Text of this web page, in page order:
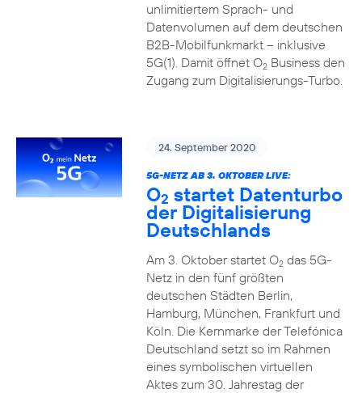
unlimitiertem Sprach- und
Datenvolumen auf dem deutschen
B2B-Mobilfunkmarkt – inklusive
5G(1). Damit öffnet O2Business den
Zugang zum Digitalisierungs-Turbo.
24. September 2020
5G-NETZ AB 3. OKTOBER LIVE:
O2 startet Datenturbo
der Digitalisierung
Deutschlands
Am 3. Oktober startet O2das 5G-
Netz in den fünf größten
deutschen Städten Berlin,
Hamburg, München, Frankfurt und
Köln. Die Kernmarke der Telefónica
Deutschland setzt so im Rahmen
eines symbolischen virtuellen
Aktes zum 30. Jahrestag der